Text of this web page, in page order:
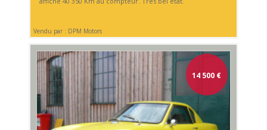
Vendu par : DPM Motors
14 500 €